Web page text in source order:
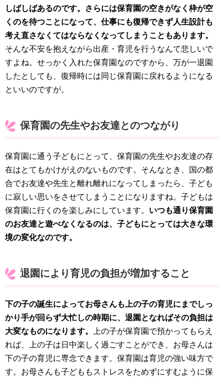
しばしばあるのです。さらには保育園の空きがなく枠が空
くのを待つことになって、仕事にも復帰できず人生設計も
考え直さなくてはならなくなってしまうこともあります。
そんな不安を抱えながら出産・育児を行うなんて悲しいで
すよね。せっかく入れた保育園なのですから、万が一退園
したとしても、復帰時には同じ保育園に戻れるようになる
といいのですが。
保育園の先生やお友達とのつながり
保育園に通う子どもにとって、保育園の先生やお友達の存
在はとてもかけがえのないものです。そんなとき、国の都
合でお友達や先生と離れ離れになってしまったら、子ども
に寂しい思いをさせてしまうことになりますね。子どもは
保育園に行くのを楽しみにしています。 いつも通り保育園
のお友達と遊べなくなるのは、子どもにとっては大きな環
境の変化なのです。
退園により育児の負担が増加すること
下の子の誕生によってお母さんも上の子の育児にまでしっ
かり手が回らず大忙しの時期に、退園となればその負担は
大変なものになります。
上の子が保育園で預かってもらえ
れば、上の子は日中楽しく過ごすことができ、お母さんは
下の子の育児に専念できます。保育園は育児の強い味方で
す。お母さんも子どももストレスをためずにすむように保